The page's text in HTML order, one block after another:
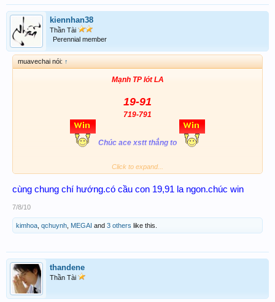
kiennhan38
Thần Tài
Perennial member
muavechai nói: ↑
Mạnh TP lót LA
19-91
719-791
Chúc ace xstt thắng to
Click to expand...
cùng chung chí hướng.có cầu con 19,91 la ngon.chúc win
7/8/10
kimhoa qchuynh MEGAI and 3 others like this.
thandene
Thần Tài